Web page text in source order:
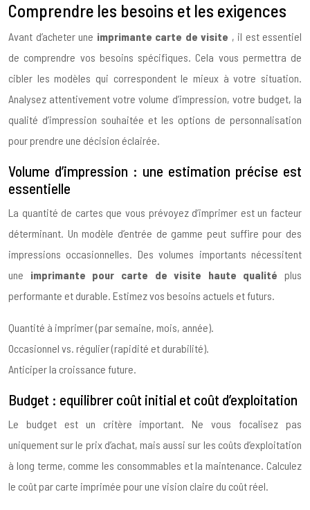
Comprendre les besoins et les exigences
Avant d’acheter une imprimante carte de visite , il est essentiel
de comprendre vos besoins spécifiques. Cela vous permettra de
cibler les modèles qui correspondent le mieux à votre situation.
Analysez attentivement votre volume d’impression, votre budget, la
qualité d’impression souhaitée et les options de personnalisation
pour prendre une décision éclairée.
Volume d’impression : une estimation précise est
essentielle
La quantité de cartes que vous prévoyez d’imprimer est un facteur
déterminant. Un modèle d’entrée de gamme peut suffire pour des
impressions occasionnelles. Des volumes importants nécessitent
une imprimante pour carte de visite haute qualité plus
performante et durable. Estimez vos besoins actuels et futurs.
Quantité à imprimer (par semaine, mois, année).
Occasionnel vs. régulier (rapidité et durabilité).
Anticiper la croissance future.
Budget : equilibrer coût initial et coût d’exploitation
Le budget est un critère important. Ne vous focalisez pas
uniquement sur le prix d’achat, mais aussi sur les coûts d’exploitation
à long terme, comme les consommables et la maintenance. Calculez
le coût par carte imprimée pour une vision claire du coût réel.